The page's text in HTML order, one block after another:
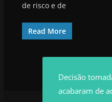
de risco e de
Read More
Decisão
acabaram de